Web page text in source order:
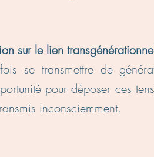
sur le lien
se transmettre de
pour déposer ces
inconsciemment.